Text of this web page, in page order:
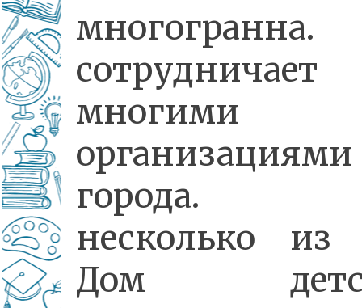
многими
организациями
города.
несколько из
Дом